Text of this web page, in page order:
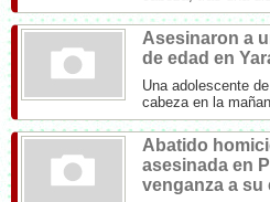
Asesinaron a
de edad en
Una adolescente
cabeza en la
Abatido
asesinada en
venganza a su